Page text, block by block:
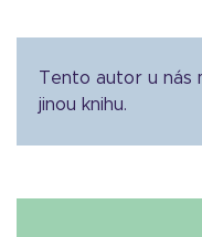
Tento autor u nás
jinou knihu.